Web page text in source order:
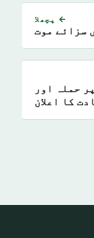
← پچھلا
سزائے موت
حملہ اور
کا اعلان